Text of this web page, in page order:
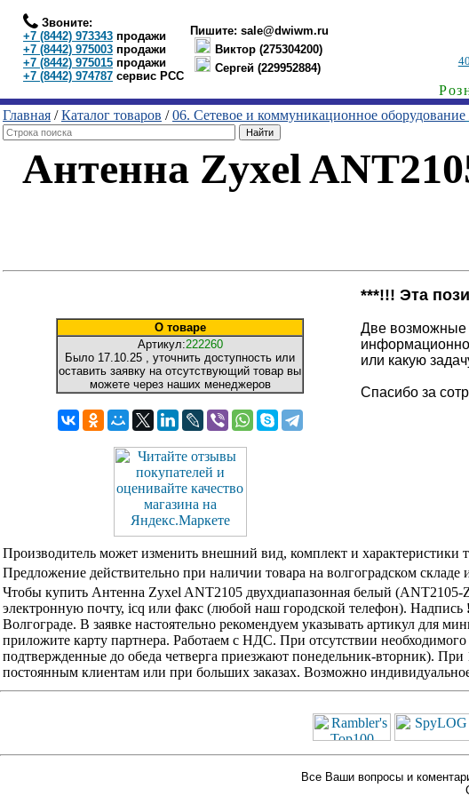
Звоните:
+7 (8442) 973343 продажи
+7 (8442) 975003 продажи
+7 (8442) 975015 продажи
+7 (8442) 974787 сервис РСС
Пишите: sale@dwiwm.ru
Виктор (275304200)
Сергей (229952884)
Главная /Каталог товаров /06. Сетевое и коммуникационное оборудование
Антенна Zyxel
О товаре
Артикул:222260
Было 17.10.25 , уточнить доступность или
оставить заявку на отсутствующий товар вы
можете через наших менеджеров
***!!! Эта
Две возможные
или какую
Спасибо за
Производитель может изменить внешний вид, комплект и характеристики
Предложение действительно при наличии товара на волгоградском складе
Чтобы купить Антенна Zyxel ANT2105 двухдиапазонная белый
электронную почту, icq или факс (любой наш городской телефон). Надпись
Волгограде. В заявке настоятельно рекомендуем указывать артикул для
приложите карту партнера. Работаем с НДС. При отсутствии
подтвержденные до обеда четверга приезжают понедельник-вторник). При
постоянным клиентам или при больших заказах. Возможно
Все Ваши вопросы и